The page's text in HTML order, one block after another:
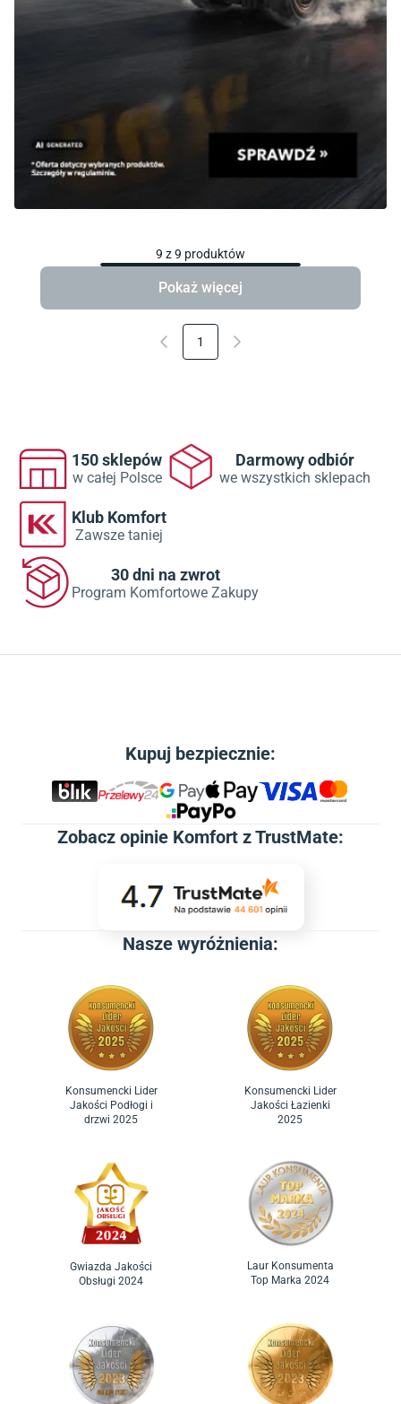
9 z9 produktów
Pokaż więcej
1
150 sklepów
w całej Polsce
Darmowy odbiór
we wszystkich sklepach
Klub Komfort
Zawsze taniej
30 dni na zwrot
Program Komfortowe Zakupy
Kupuj bezpiecznie:
Zobacz opinie Komfort z TrustMate:
Nasze wyróżnienia:
Konsumencki Lider
Jakości Podłogi i
drzwi 2025
Konsumencki Lider
Jakości Łazienki
2025
Gwiazda Jakości
Obsługi 2024
Laur Konsumenta
Top Marka 2024